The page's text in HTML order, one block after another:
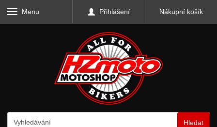
Menu Přihlášení Nákupní košík
Hledat